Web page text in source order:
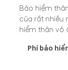
Bảo hiểm
của rất nhiều
hiểm thân vỏ
Phí bảo